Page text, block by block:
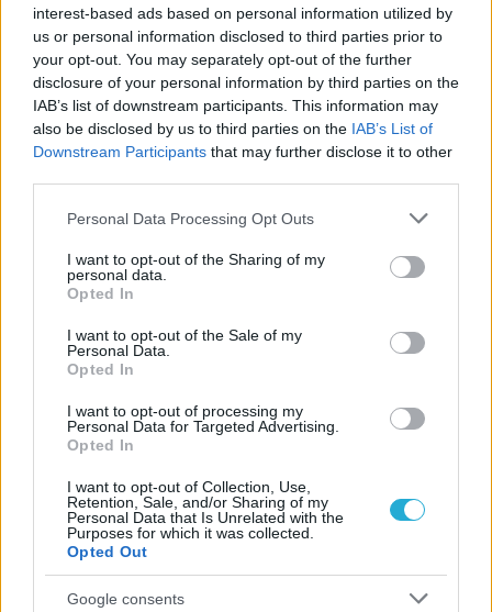
interest-based ads based on personal information utilized by
us or personal information disclosed to third parties prior to
your opt-out. You may separately opt-out of the further
disclosure of your personal information by third parties on the
IAB’s list of downstream participants. This information may
also be disclosed by us to third parties on the IAB’s List of
Downstream Participants that may further disclose it to other
Please note that this website/app uses one or more Google
not limited to your visit or usage behaviour. You may click to
grant or deny consent to Google and its third-party tags to
use your data for below specified purposes in below Google
consent section.
Personal Data Processing Opt Outs
I want to opt-out of the Sharing of my
personal data.
Opted In
I want to opt-out of the Sale of my
Personal Data.
Opted In
I want to opt-out of processing my
Personal Data for Targeted Advertising.
Opted In
I want to opt-out of Collection, Use,
Retention, Sale, and/or Sharing of my
Personal Data that Is Unrelated with the
Purposes for which it was collected.
Opted Out
Google consents